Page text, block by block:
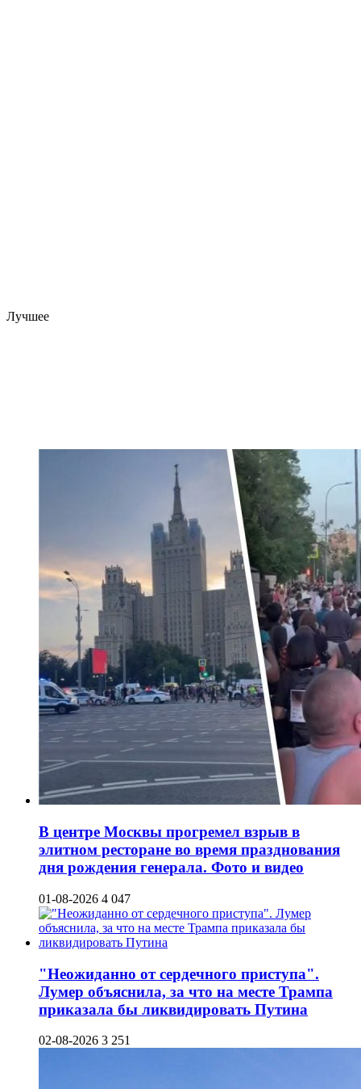
Лучшее
В центре Москвы прогремел взрыв в
элитном ресторане во время празднования
дня рождения генерала. Фото и видео
01-08-2026 4 047
"Неожиданно от сердечного приступа".
Лумер объяснила, за что на месте Трампа
приказала бы ликвидировать Путина
02-08-2026 3 251